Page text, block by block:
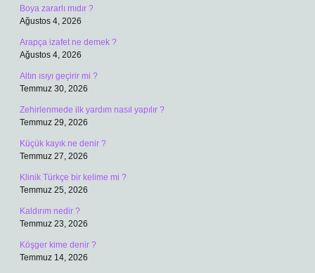
Boya zararlı mıdır ?
Ağustos 4, 2026
Arapça izafet ne demek ?
Ağustos 4, 2026
Altın ısıyı geçirir mi ?
Temmuz 30, 2026
Zehirlenmede ilk yardım nasıl yapılır ?
Temmuz 29, 2026
Küçük kayık ne denir ?
Temmuz 27, 2026
Klinik Türkçe bir kelime mi ?
Temmuz 25, 2026
Kaldırım nedir ?
Temmuz 23, 2026
Köşger kime denir ?
Temmuz 14, 2026